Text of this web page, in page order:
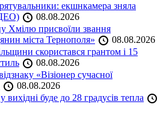
екшнкамера зняла
08.08.2026
Хмілю присвоїли звання
міста Тернополя»
08.08.2026
скористався грантом і 15
08.08.2026
«Візіонер сучасної
08.08.2026
буде до 28 градусів тепла